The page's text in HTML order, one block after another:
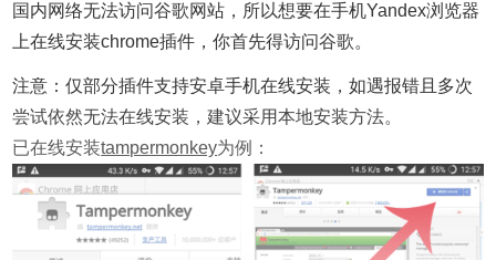
国内网络无法访问谷歌网站，所以想要在手机Yandex浏览器
上在线安装chrome插件，你首先得访问谷歌。
注意：仅部分插件支持安卓手机在线安装，如遇报错且多次
尝试依然无法在线安装，建议采用本地安装方法。
已在线安装tampermonkey为例：